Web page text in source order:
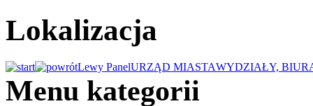
Lokalizacja
Lewy PanelURZĄD MIASTAWYDZIAŁY,
Menu kategorii